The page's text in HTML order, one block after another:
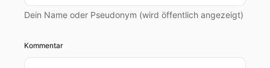
Dein Name oder Pseudonym (wird öffentlich angezeigt)
Kommentar